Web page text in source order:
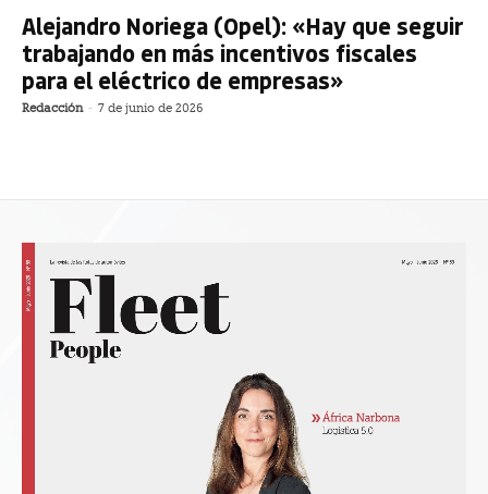
Alejandro Noriega (Opel): «Hay que seguir
trabajando en más incentivos fiscales
para el eléctrico de empresas»
Redacción - 7 de junio de 2026